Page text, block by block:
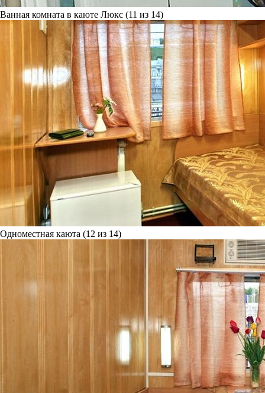
Ванная комната в каюте Люкс (11 из 14)
Одноместная каюта (12 из 14)